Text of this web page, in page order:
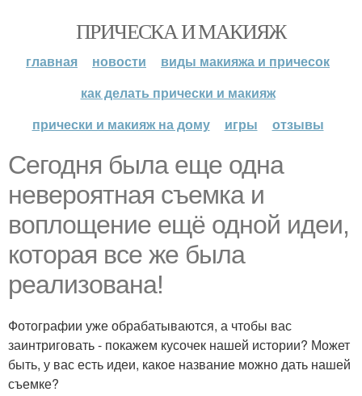
ПРИЧЕСКА И МАКИЯЖ
главная новости
виды макияжа и причесок
как делать прически и макияж
прически и макияж на дому
игры отзывы
Сегодня была еще одна
невероятная съемка и
воплощение ещё одной идеи,
которая все же была
реализована!
Фотографии уже обрабатываются, а чтобы вас
заинтриговать - покажем кусочек нашей истории? Может
быть, у вас есть идеи, какое название можно дать нашей
съемке?